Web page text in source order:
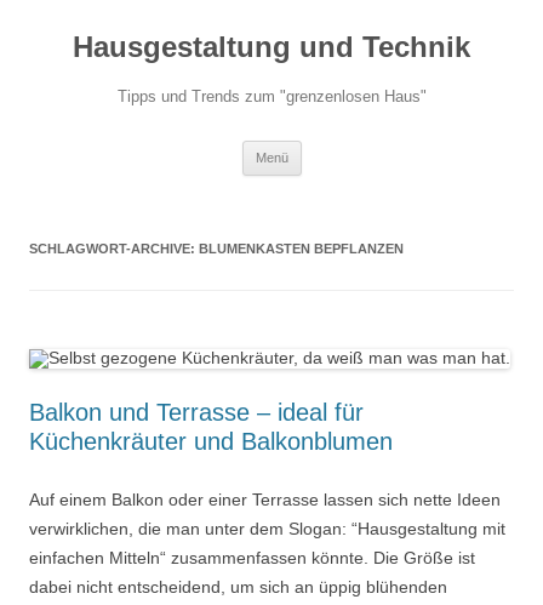
Hausgestaltung und Technik
Tipps und Trends zum "grenzenlosen Haus"
Menü
SCHLAGWORT-ARCHIVE: BLUMENKASTEN BEPFLANZEN
Balkon und Terrasse – ideal für
Küchenkräuter und Balkonblumen
Auf einem Balkon oder einer Terrasse lassen sich nette Ideen
verwirklichen, die man unter dem Slogan: “Hausgestaltung mit
einfachen Mitteln“ zusammenfassen könnte. Die Größe ist
dabei nicht entscheidend, um sich an üppig blühenden